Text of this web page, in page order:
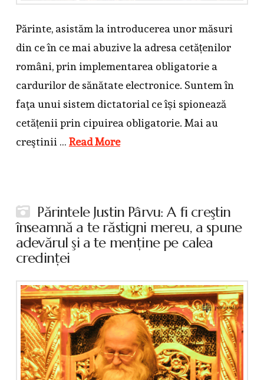
Părinte, asistăm la introducerea unor măsuri
din ce în ce mai abuzive la adresa cetățenilor
români, prin implementarea obligatorie a
cardurilor de sănătate electronice. Suntem în
faţa unui sistem dictatorial ce își spionează
cetățenii prin cipuirea obligatorie. Mai au
creştinii … Read More
Părintele Justin Pârvu: A fi creştin
înseamnă a te răstigni mereu, a spune
adevărul şi a te menţine pe calea
credinţei